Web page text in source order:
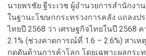
นายพรชัย ฐีระเวช ผู้อำนวยการสำนักงา
ในฐานะโฆษกกระทรวงการคลัง แถลงป
ไทยปี 2568 ว่า เศรษฐกิจไทยในปี 2568
2.1% (ช่วงคาดการณ์ที่ 1.6 – 2.6%) สาเ
กดดันด้านการค้าโลก โดยเฉพาะผลกระ